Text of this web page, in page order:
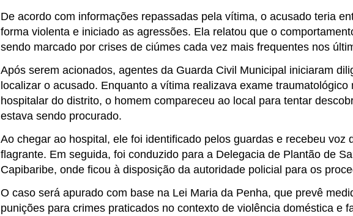
De acordo com informações repassadas pela vítima, o acusado teria
forma violenta e iniciado as agressões. Ela relatou que o
sendo marcado por crises de ciúmes cada vez mais frequentes nos
Após serem acionados, agentes da Guarda Civil Municipal iniciaram
localizar o acusado. Enquanto a vítima realizava exame traumatológico
hospitalar do distrito, o homem compareceu ao local para tentar
estava sendo procurado.
Ao chegar ao hospital, ele foi identificado pelos guardas e recebeu voz
flagrante. Em seguida, foi conduzido para a Delegacia de Plantão de
Capibaribe, onde ficou à disposição da autoridade policial para os
O caso será apurado com base na Lei Maria da Penha, que prevê
punições para crimes praticados no contexto de violência doméstica e